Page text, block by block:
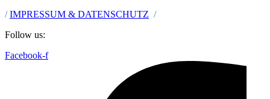
/ IMPRESSUM & DATENSCHUTZ /
Follow us:
Facebook-f